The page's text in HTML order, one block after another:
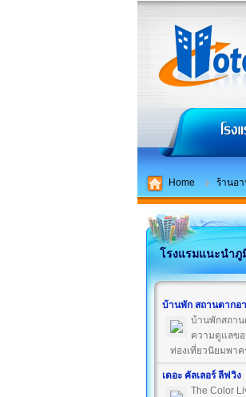
Home ร้านอ
โรงแรมแนะนำภู
บ้านพัก สถานตากอ
บ้านพักสถาน
ความดูแลข
ท่องเที่ยวนิยมพาค
เดอะ คัลเลอร์ ลีฟวิง
The Color